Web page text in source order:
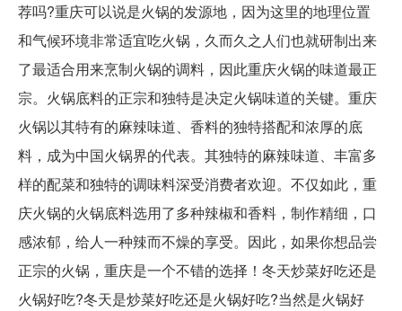
荐吗?重庆可以说是火锅的发源地，因为这里的地理位置
和气候环境非常适宜吃火锅，久而久之人们也就研制出来
了最适合用来烹制火锅的调料，因此重庆火锅的味道最正
宗。火锅底料的正宗和独特是决定火锅味道的关键。重庆
火锅以其特有的麻辣味道、香料的独特搭配和浓厚的底
料，成为中国火锅界的代表。其独特的麻辣味道、丰富多
样的配菜和独特的调味料深受消费者欢迎。不仅如此，重
庆火锅的火锅底料选用了多种辣椒和香料，制作精细，口
感浓郁，给人一种辣而不燥的享受。因此，如果你想品尝
正宗的火锅，重庆是一个不错的选择！冬天炒菜好吃还是
火锅好吃?冬天是炒菜好吃还是火锅好吃?当然是火锅好